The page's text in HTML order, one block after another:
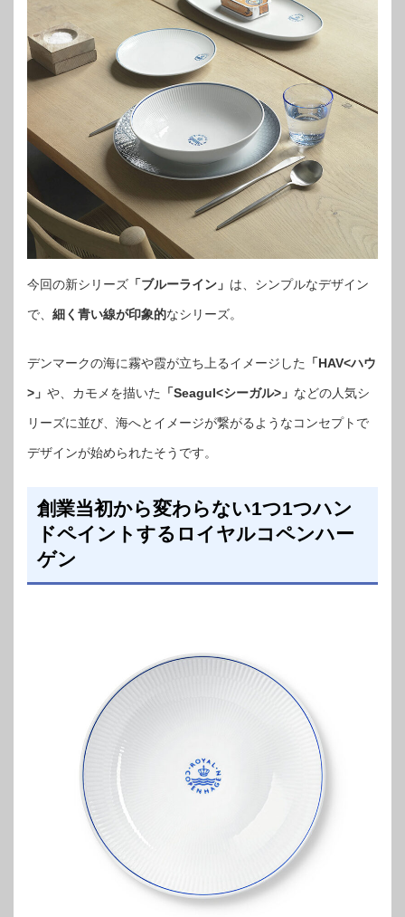
今回の新シリーズ 「ブルーライン」 は、シンプルなデザイン
で、 細く青い線が印象的なシリーズ。
デンマークの海に霧や霞が立ち上るイメージした 「HAV<ハウ
>」 や、カモメを描いた 「Seagul<シーガル>」 などの人気シ
リーズに並び、海へとイメージが繋がるようなコンセプトで
デザインが始められたそうです。
創業当初から変わらない1つ1つハン
ドペイントするロイヤルコペンハー
ゲン